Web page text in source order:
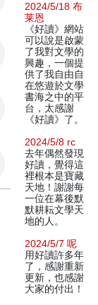
2024/5/18 布
莱恩
《好讀》網站
可以說是啟蒙
了我對文學的
興趣，一個提
供了我自由自
在悠遊於文學
書海之中的平
台，太感謝
《好讀》了。
2024/5/8 rc
去年偶然發現
好讀，覺得這
裡根本是寶藏
天地！謝謝每
一位在幕後默
默耕耘文學天
地的人。
2024/5/7 呢
用好讀許多年
了，感謝重新
更新，也感謝
大家的付出！